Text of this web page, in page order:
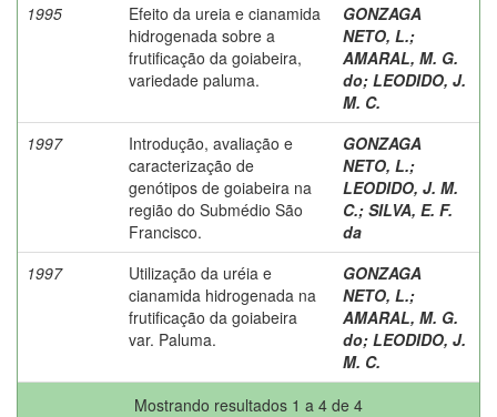
1995
Efeito da ureia e cianamida
hidrogenada sobre a
frutificação da goiabeira,
variedade paluma.
GONZAGA
NETO, L.;
AMARAL, M. G.
do; LEODIDO, J.
M. C.
1997
Introdução, avaliação e
caracterização de
genótipos de goiabeira na
região do Submédio São
Francisco.
GONZAGA
NETO, L.;
LEODIDO, J. M.
C.; SILVA, E. F.
da
1997
Utilização da uréia e
cianamida hidrogenada na
frutificação da goiabeira
var. Paluma.
GONZAGA
NETO, L.;
AMARAL, M. G.
do; LEODIDO, J.
M. C.
Mostrando resultados 1 a 4 de 4